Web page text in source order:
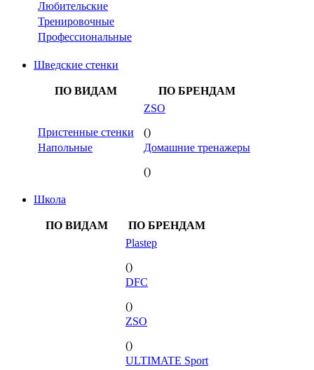
Любительские
Тренировочные
Профессиональные
Шведские стенки
ПО ВИДАМ ПО БРЕНДАМ
Пристенные стенки
Напольные
ZSO
()
Домашние тренажеры
()
Школа
ПО ВИДАМ ПО БРЕНДАМ
Plastep
()
DFC
()
ZSO
()
ULTIMATE Sport